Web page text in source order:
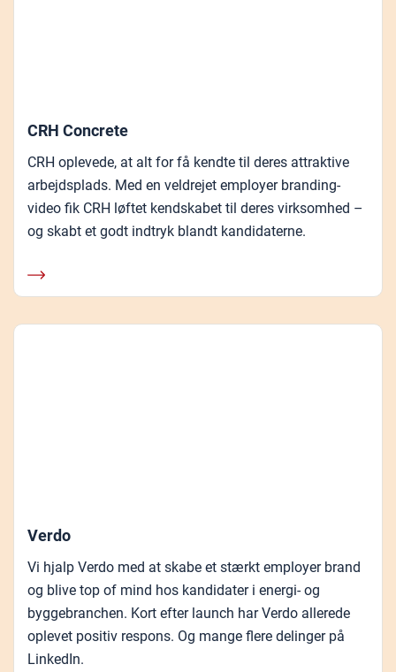
CRH Concrete
CRH oplevede, at alt for få kendte til deres attraktive
arbejdsplads. Med en veldrejet employer branding-
video fik CRH løftet kendskabet til deres virksomhed –
og skabt et godt indtryk blandt kandidaterne.
Verdo
Vi hjalp Verdo med at skabe et stærkt employer brand
og blive top of mind hos kandidater i energi- og
byggebranchen. Kort efter launch har Verdo allerede
oplevet positiv respons. Og mange flere delinger på
LinkedIn.